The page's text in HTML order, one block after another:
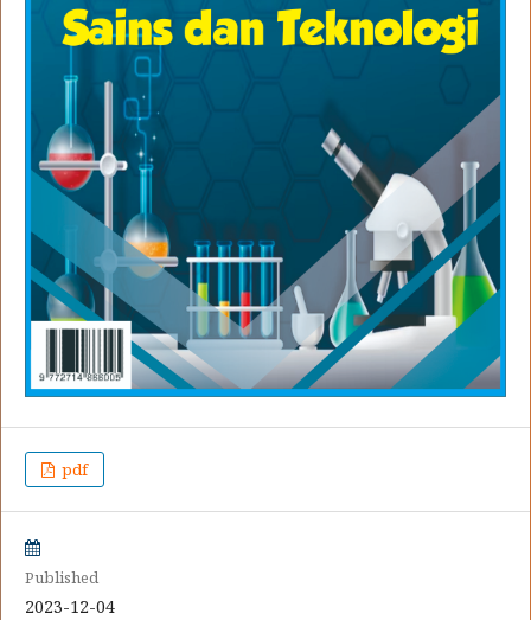
pdf
Published
2023-12-04